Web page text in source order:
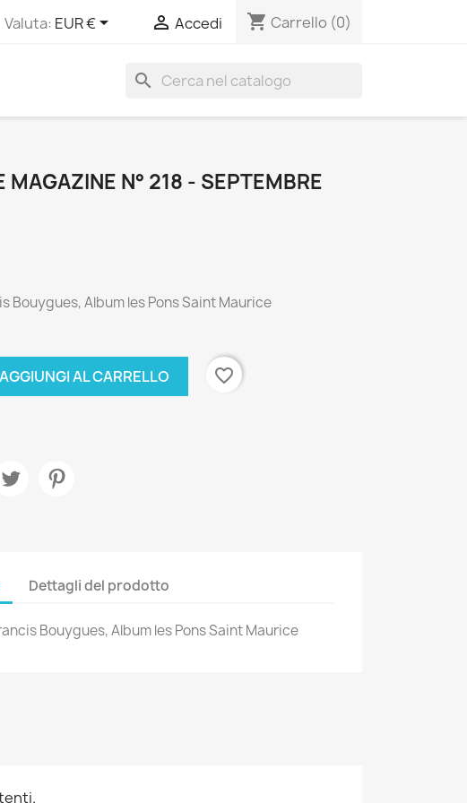
Valuta: EUR €  Accedi shopping_cart Carrello (0)
search
MAGAZINE N° 218 - SEPTEMBRE
Bouygues, Album les Pons Saint Maurice
AGGIUNGI AL CARRELLO favorite_border
Dettagli del prodotto
Bouygues, Album les Pons Saint Maurice